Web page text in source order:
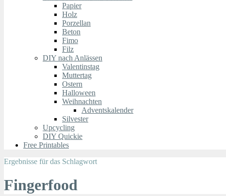
Papier
Holz
Porzellan
Beton
Fimo
Filz
DIY nach Anlässen
Valentinstag
Muttertag
Ostern
Halloween
Weihnachten
Adventskalender
Silvester
Upcycling
DIY Quickie
Free Printables
Ergebnisse für das Schlagwort
Fingerfood